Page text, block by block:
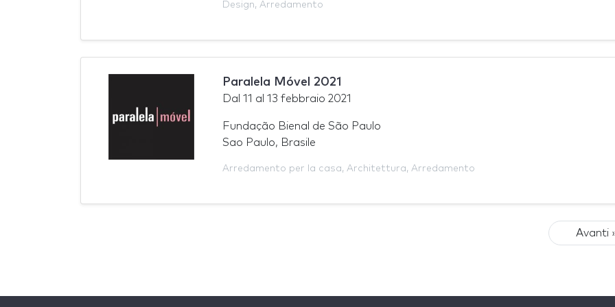
Design, Arredamento
Paralela Móvel 2021
Dal 11 al 13 febbraio 2021
Fundação Bienal de São Paulo
Sao Paulo, Brasile
Arredamento per la casa, Architettura, Arredamento
Avanti